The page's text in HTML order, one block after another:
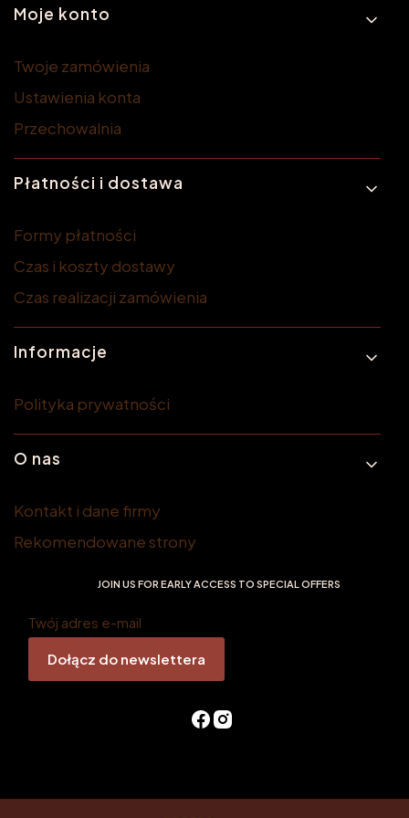
Moje konto
Twoje zamówienia
Ustawienia konta
Przechowalnia
Płatności i dostawa
Formy płatności
Czas i koszty dostawy
Czas realizacji zamówienia
Informacje
Polityka prywatności
O nas
Kontakt i dane firmy
Rekomendowane strony
JOIN US FOR EARLY ACCESS TO SPECIAL OFFERS
Twój adres e-mail
Dołącz do newslettera